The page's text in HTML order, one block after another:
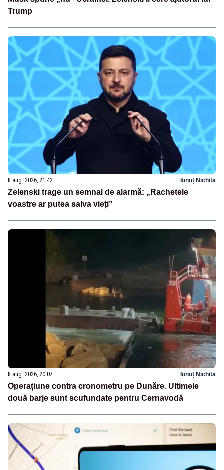
Trump
8 aug. 2026, 21:42 Ionuț Nichita
Zelenski trage un semnal de alarmă: „Rachetele
voastre ar putea salva vieți”
8 aug. 2026, 20:07 Ionuț Nichita
Operațiune contra cronometru pe Dunăre. Ultimele
două barje sunt scufundate pentru Cernavodă